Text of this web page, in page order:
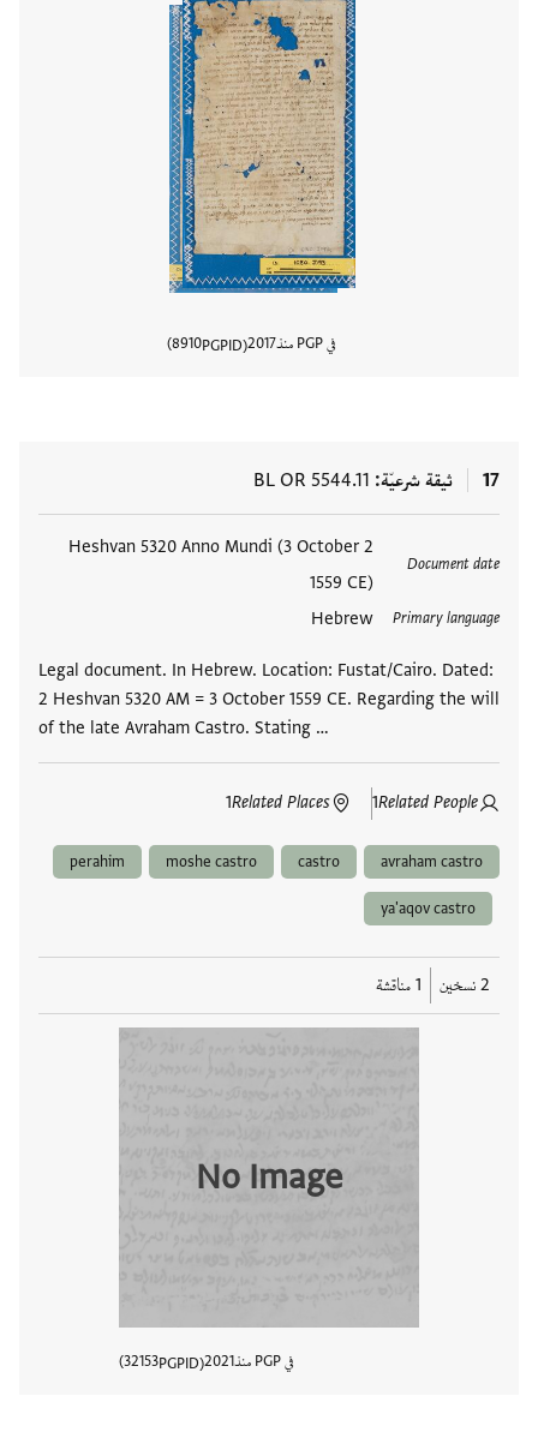
في PGP منذ 2017
PGPID
8910
17 ثيقة شرعيّة BL OR 5544.11
Document date
2 Heshvan 5320 Anno Mundi (3 October
1559 CE)
Primary language
Hebrew
Legal document. In Hebrew. Location: Fustat/Cairo. Dated:
2 Heshvan 5320 AM = 3 October 1559 CE. Regarding the will
of the late Avraham Castro. Stating …
Related People
1
Related Places
1
avraham castro
castro
moshe castro
perahim
ya'aqov castro
2 نسخين 1 مناقشة
No Image
في PGP منذ 2021
PGPID
32153